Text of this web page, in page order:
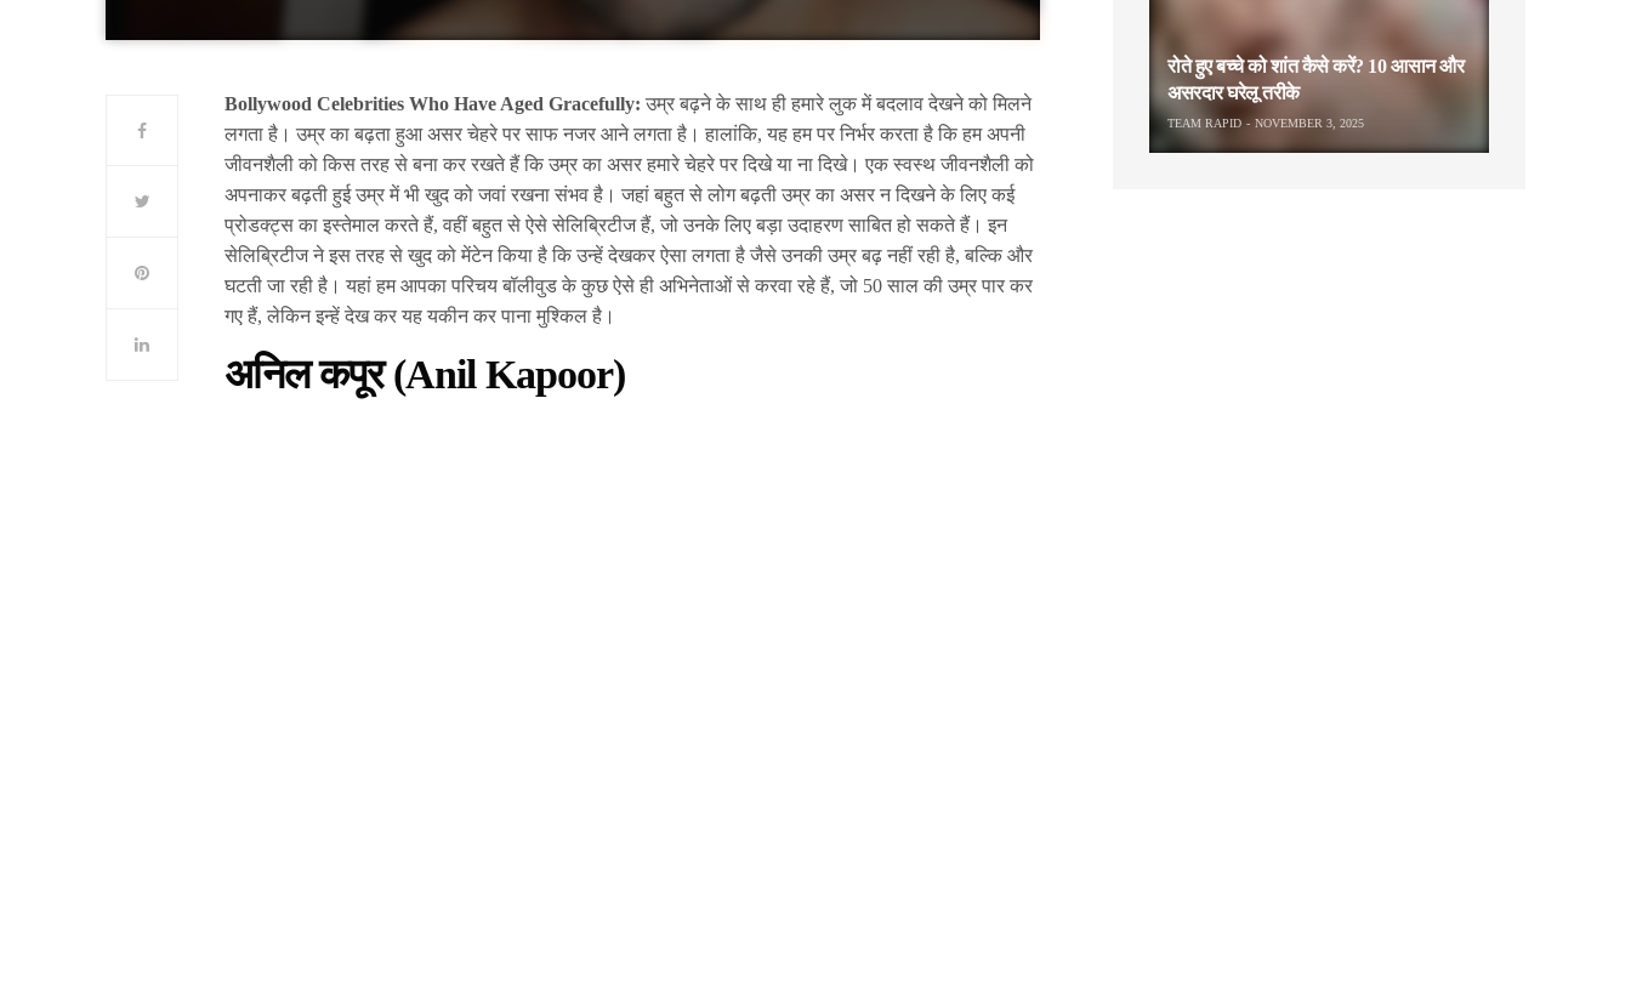
Bollywood Celebrities Who Have Aged Gracefully:उम्र बढ़ने के साथ ही हमारे लुक में बदलाव देखने को मिलने
लगता है। उम्र का बढ़ता हुआ असर चेहरे पर साफ नजर आने लगता है। हालांकि, यह हम पर निर्भर करता है कि हम अपनी
जीवनशैली को किस तरह से बना कर रखते हैं कि उम्र का असर हमारे चेहरे पर दिखे या ना दिखे। एक स्वस्थ जीवनशैली को
अपनाकर बढ़ती हुई उम्र में भी खुद को जवां रखना संभव है। जहां बहुत से लोग बढ़ती उम्र का असर न दिखने के लिए कई
प्रोडक्ट्स का इस्तेमाल करते हैं, वहीं बहुत से ऐसे सेलिब्रिटीज हैं, जो उनके लिए बड़ा उदाहरण साबित हो सकते हैं। इन
सेलिब्रिटीज ने इस तरह से खुद को मेंटेन किया है कि उन्हें देखकर ऐसा लगता है जैसे उनकी उम्र बढ़ नहीं रही है, बल्कि और
घटती जा रही है। यहां हम आपका परिचय बॉलीवुड के कुछ ऐसे ही अभिनेताओं से करवा रहे हैं, जो 50 साल की उम्र पार कर
गए हैं, लेकिन इन्हें देख कर यह यकीन कर पाना मुश्किल है।
अनिल कपूर (Anil Kapoor)
रोते हुए बच्चे को शांत कैसे करें? 10 आसान और
असरदार घरेलू तरीके
TEAM RAPID NOVEMBER 3, 2025